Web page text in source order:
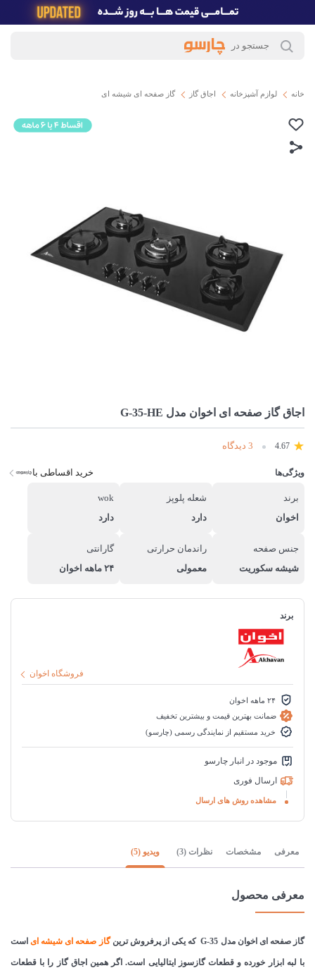
خانه لوازم آشپزخانه اجاق گاز گاز صفحه ای شیشه ای
اجاق گاز صفحه ای اخوان مدل G-35-HE
4.67 3 دیدگاه
ویژگی‌ها خرید اقساطی با
برند
اخوان
شعله پلوپز
دارد
wok
دارد
جنس صفحه
شیشه سکوریت
راندمان حرارتی
معمولی
گارانتی
۲۴ ماهه اخوان
برند
فروشگاه اخوان
۲۴ ماهه اخوان
ضمانت بهترین قیمت و بیشترین تخفیف
خرید مستقیم از نمایندگی رسمی (چارسو)
موجود در انبار چارسو
ارسال فوری
مشاهده روش های ارسال
معرفی مشخصات نظرات (3) ویدیو (5)
معرفی محصول
گاز صفحه ای اخوان مدل G-35 که یکی از پرفروش ترین گاز صفحه ای شیشه ایاست
با لبه ابزار خورده و قطعات گازسوز ایتالیایی است. اگر همین اجاق گاز را با قطعات